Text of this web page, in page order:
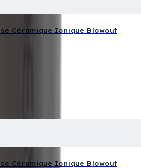
Céramique Ionique Blowout
Céramique Ionique Blowout